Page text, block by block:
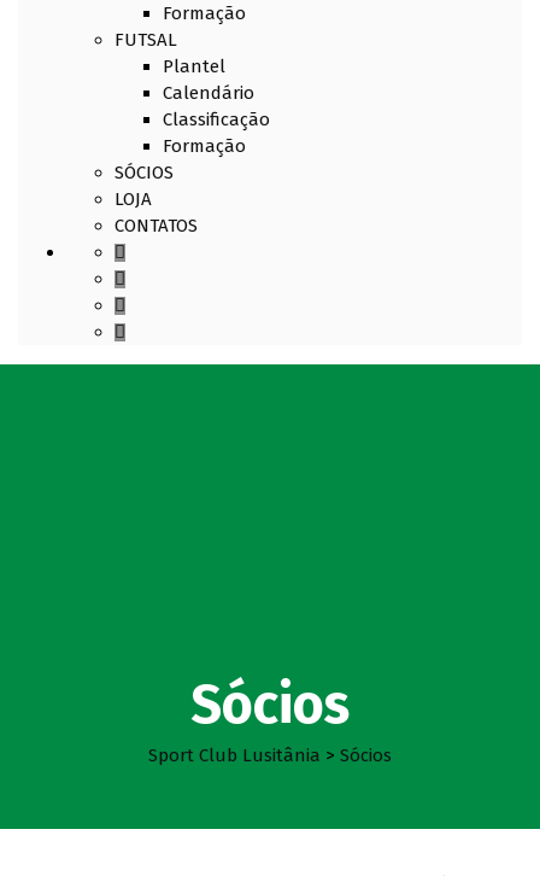
Formação
FUTSAL
Plantel
Calendário
Classificação
Formação
SÓCIOS
LOJA
CONTATOS
Sócios
Sport Club Lusitânia > Sócios